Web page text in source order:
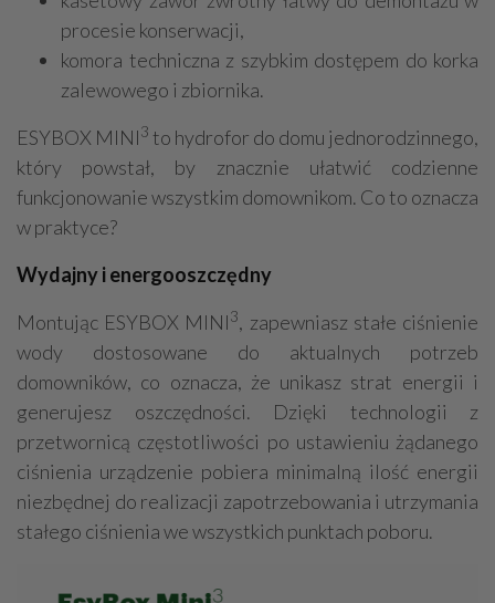
procesie konserwacji,
komora techniczna z szybkim dostępem do korka
zalewowego i zbiornika.
ESYBOX MINI3 to hydrofor do domu jednorodzinnego,
który powstał, by znacznie ułatwić codzienne
funkcjonowanie wszystkim domownikom. Co to oznacza
w praktyce?
Wydajny i energooszczędny
Montując ESYBOX MINI3, zapewniasz stałe ciśnienie
wody dostosowane do aktualnych potrzeb
domowników, co oznacza, że unikasz strat energii i
generujesz oszczędności. Dzięki technologii z
przetwornicą częstotliwości po ustawieniu żądanego
ciśnienia urządzenie pobiera minimalną ilość energii
niezbędnej do realizacji zapotrzebowania i utrzymania
stałego ciśnienia we wszystkich punktach poboru.